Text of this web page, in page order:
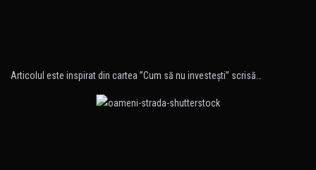
Articolul este inspirat din cartea ”Cum să nu investeşti” scrisă…